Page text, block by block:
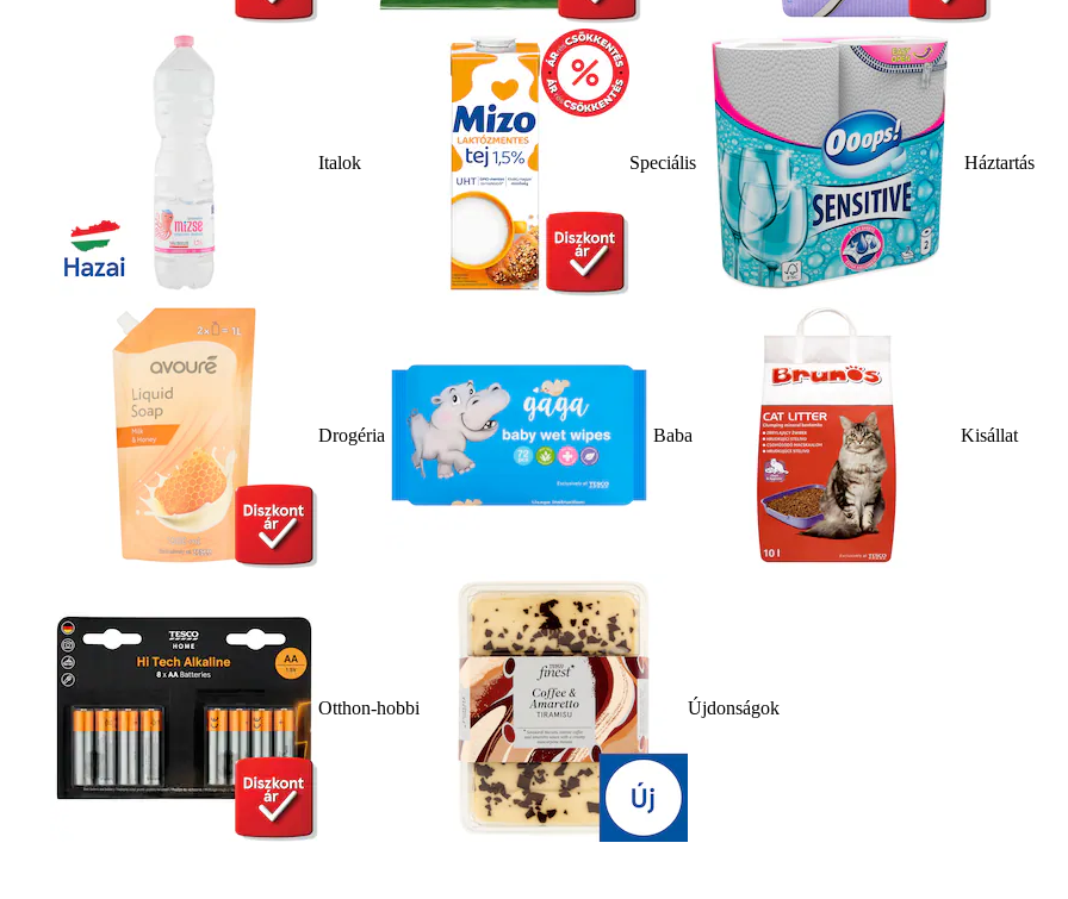
Italok Speciális Háztartás
Drogéria Baba Kisállat
Otthon-hobbi Újdonságok